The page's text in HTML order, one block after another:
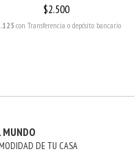
$2.500
con Transferencia o depósito bancario
MUNDO
DE TU CASA